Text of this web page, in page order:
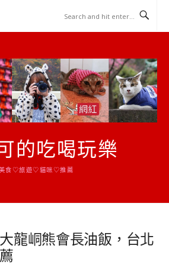
的吃喝玩樂
食♡旅遊♡貓咪♡推薦
龍峒熊會長油飯，台北